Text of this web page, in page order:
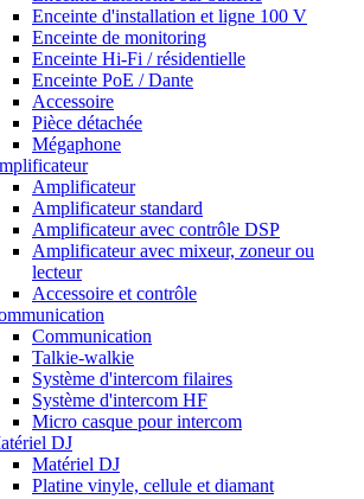
Enceinte d'installation et ligne 100 V
Enceinte de monitoring
Enceinte Hi-Fi / résidentielle
Enceinte PoE / Dante
Accessoire
Pièce détachée
Mégaphone
Amplificateur
Amplificateur standard
Amplificateur avec contrôle DSP
Amplificateur avec mixeur, zoneur ou
lecteur
Accessoire et contrôle
Communication
Talkie-walkie
Système d'intercom filaires
Système d'intercom HF
Micro casque pour intercom
DJ
Matériel DJ
Platine vinyle, cellule et diamant